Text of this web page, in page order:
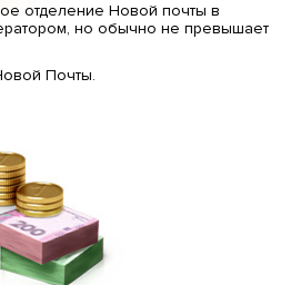
отделение Новой почты в
но обычно не превышает
Почты.